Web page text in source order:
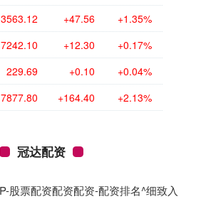
3563.12 +47.56 +1.35%
7242.10 +12.30 +0.17%
229.69 +0.10 +0.04%
7877.80 +164.40 +2.13%
冠达配资
股票配资配资配资-配资排名^细致入